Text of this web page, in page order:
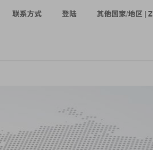
联系方式 登陆 其他国家/地区 |